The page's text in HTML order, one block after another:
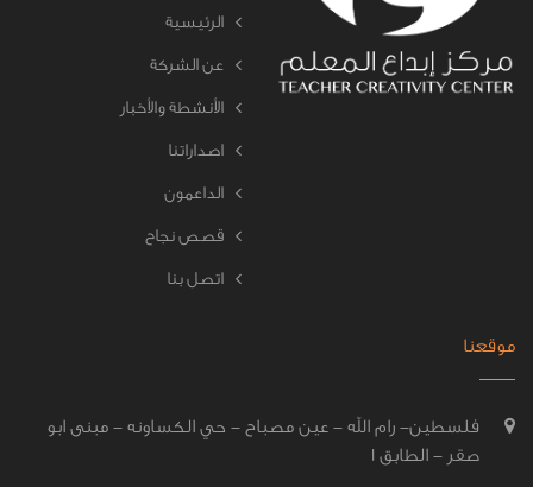
الرئيسية
عن الشركة
الأنشطة والأخبار
اصداراتنا
الداعمون
قصص نجاح
اتصل بنا
موقعنا
فلسطين- رام الله - عين مصباح - حي الكساونه - مبنى ابو
صقر - الطابق 1